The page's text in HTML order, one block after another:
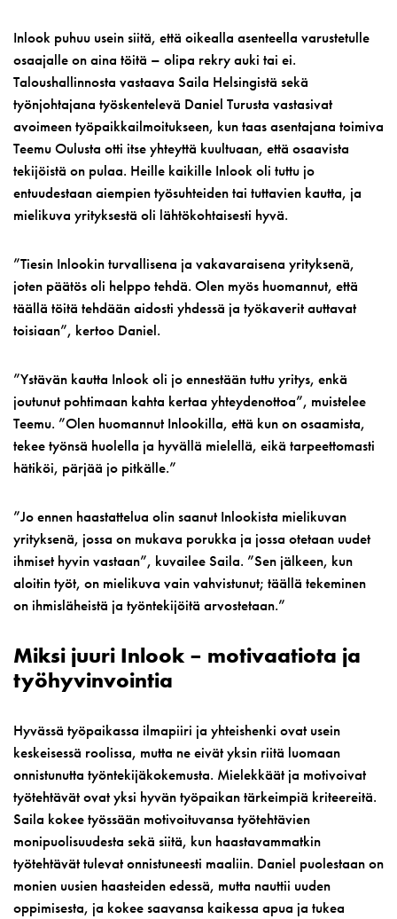
Inlook puhuu usein siitä, että oikealla asenteella varustetulle
osaajalle on aina töitä – olipa rekry auki tai ei.
Taloushallinnosta vastaava Saila Helsingistä sekä
työnjohtajana työskentelevä Daniel Turusta vastasivat
avoimeen työpaikkailmoitukseen, kun taas asentajana toimiva
Teemu Oulusta otti itse yhteyttä kuultuaan, että osaavista
tekijöistä on pulaa. Heille kaikille Inlook oli tuttu jo
entuudestaan aiempien työsuhteiden tai tuttavien kautta, ja
mielikuva yrityksestä oli lähtökohtaisesti hyvä.
”Tiesin Inlookin turvallisena ja vakavaraisena yrityksenä,
joten päätös oli helppo tehdä. Olen myös huomannut, että
täällä töitä tehdään aidosti yhdessä ja työkaverit auttavat
toisiaan”, kertoo Daniel.
”Ystävän kautta Inlook oli jo ennestään tuttu yritys, enkä
joutunut pohtimaan kahta kertaa yhteydenottoa”, muistelee
Teemu. ”Olen huomannut Inlookilla, että kun on osaamista,
tekee työnsä huolella ja hyvällä mielellä, eikä tarpeettomasti
hätiköi, pärjää jo pitkälle.”
”Jo ennen haastattelua olin saanut Inlookista mielikuvan
yrityksenä, jossa on mukava porukka ja jossa otetaan uudet
ihmiset hyvin vastaan”, kuvailee Saila. ”Sen jälkeen, kun
aloitin työt, on mielikuva vain vahvistunut; täällä tekeminen
on ihmisläheistä ja työntekijöitä arvostetaan.”
Miksi juuri Inlook – motivaatiota ja
työhyvinvointia
Hyvässä työpaikassa ilmapiiri ja yhteishenki ovat usein
keskeisessä roolissa, mutta ne eivät yksin riitä luomaan
onnistunutta työntekijäkokemusta. Mielekkäät ja motivoivat
työtehtävät ovat yksi hyvän työpaikan tärkeimpiä kriteereitä.
Saila kokee työssään motivoituvansa työtehtävien
monipuolisuudesta sekä siitä, kun haastavammatkin
työtehtävät tulevat onnistuneesti maaliin. Daniel puolestaan on
monien uusien haasteiden edessä, mutta nauttii uuden
oppimisesta, ja kokee saavansa kaikessa apua ja tukea